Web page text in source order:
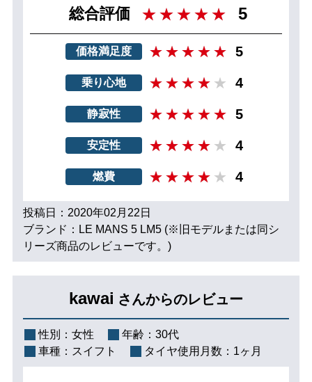
総合評価 5
価格満足度 5
乗り心地 4
静寂性 5
安定性 4
燃費 4
投稿日：2020年02月22日
ブランド：LE MANS 5 LM5 (※旧モデルまたは同シ
リーズ商品のレビューです。)
kawai さんからのレビュー
性別： 女性 年齢： 30代
車種： スイフト タイヤ使用月数： 1ヶ月